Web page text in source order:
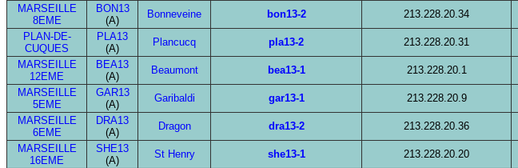
MARSEILLE
8EME
BON13
(A)
Bonneveine bon13-2 213.228.20.34
PLAN-DE-
CUQUES
PLA13
(A)
Plancucq pla13-2 213.228.20.31
MARSEILLE
12EME
BEA13
(A)
Beaumont bea13-1 213.228.20.1
MARSEILLE
5EME
GAR13
(A)
Garibaldi gar13-1 213.228.20.9
MARSEILLE
6EME
DRA13
(A)
Dragon dra13-2 213.228.20.36
MARSEILLE
16EME
SHE13
(A)
St Henry she13-1 213.228.20.20